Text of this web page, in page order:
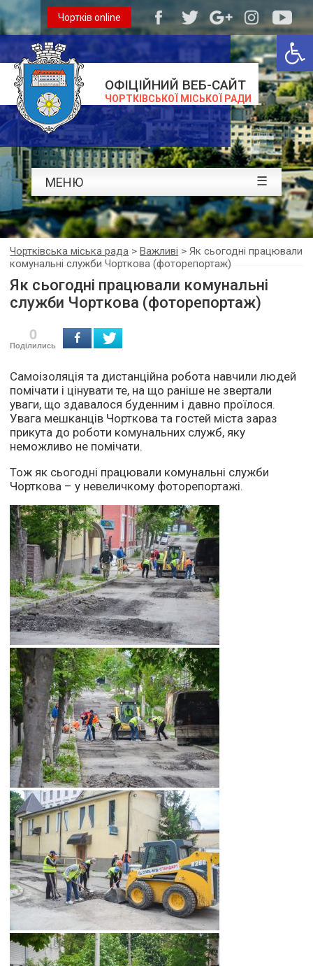
ОФІЦІЙНИЙ ВЕБ-САЙТ
ЧОРТКІВСЬКОЇ МІСЬКОЇ РАДИ
Чортків online
МЕНЮ ☰
Чортківська міська рада >Важливі >Як сьогодні працювали
комунальні служби Чорткова (фоторепортаж)
Як сьогодні працювали комунальні
служби Чорткова (фоторепортаж)
0
Поділились
Самоізоляція та дистанційна робота навчили людей
помічати і цінувати те, на що раніше не звертали
уваги, що здавалося буденним і давно проїлося.
Увага мешканців Чорткова та гостей міста зараз
прикута до роботи комунальних служб, яку
неможливо не помічати.
Тож як сьогодні працювали комунальні служби
Чорткова – у невеличкому фоторепортажі.